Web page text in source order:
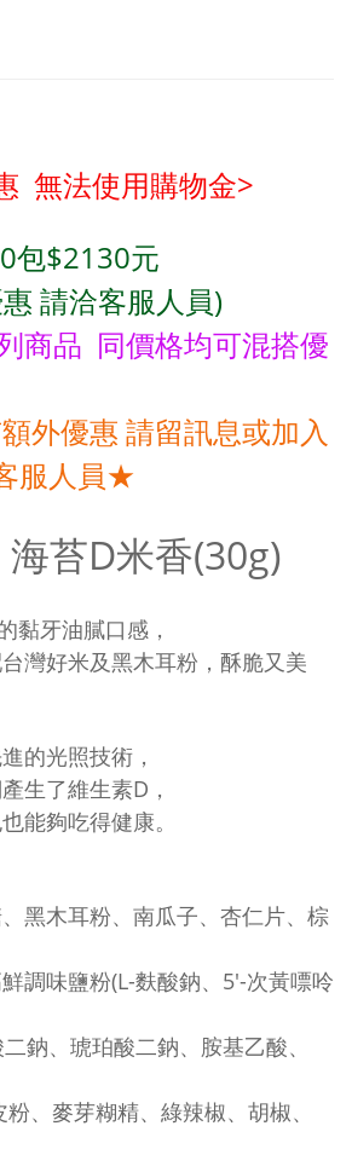
無法使用購物金>
包$2130元
請洽客服人員)
商品 同價格均可混搭優
外優惠 請留訊息或加入
服人員★
海苔D米香(30g)
黏牙油膩口感，
灣好米及黑木耳粉，酥脆又美
的光照技術，
生了維生素D，
能夠吃得健康。
黑木耳粉、南瓜子、杏仁片、棕
調味鹽粉(L-麩酸鈉、5'-次黃嘌呤
鈉、琥珀酸二鈉、胺基乙酸、
、麥芽糊精、綠辣椒、胡椒、